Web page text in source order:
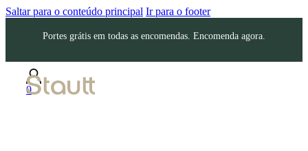
Saltar para o conteúdo principal Ir para o footer
Portes grátis em todas as encomendas. Encomenda agora.
0